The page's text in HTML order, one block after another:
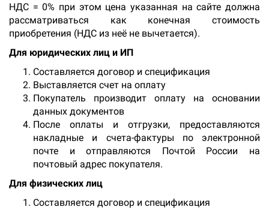
НДС = 0% при этом цена указанная на сайте должна
рассматриваться как конечная стоимость
приобретения (НДС из неё не вычетается).
Для юридических лиц и ИП
Составляется договор и спецификация
Выставляется счет на оплату
Покупатель производит оплату на основании
данных документов
После оплаты и отгрузки, предоставляются
накладные и счета-фактуры по электронной
почте и отправляются Почтой России на
почтовый адрес покупателя.
Для физических лиц
Составляется договор и спецификация